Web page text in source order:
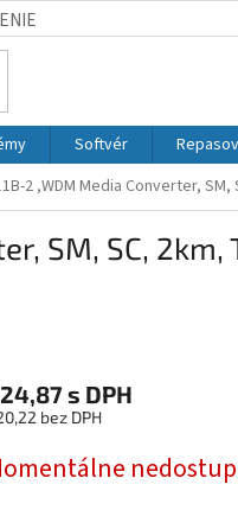
Softvér
2 ,WDM Media Converter,
SM, SC, 2km,
s DPH
bez DPH